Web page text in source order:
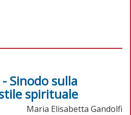
Sinodo sulla
spirituale
Maria Elisabetta Gandolfi